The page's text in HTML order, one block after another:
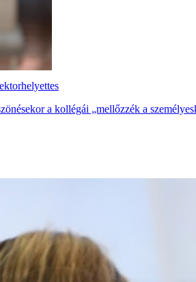
a kollégái „mellőzzék a